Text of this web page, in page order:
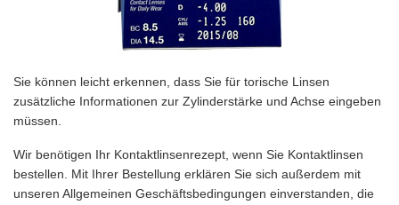
Sie können leicht erkennen, dass Sie für torische Linsen
zusätzliche Informationen zur Zylinderstärke und Achse eingeben
müssen.
Wir benötigen Ihr Kontaktlinsenrezept, wenn Sie Kontaktlinsen
bestellen. Mit Ihrer Bestellung erklären Sie sich außerdem mit
unseren Allgemeinen Geschäftsbedingungen einverstanden, die